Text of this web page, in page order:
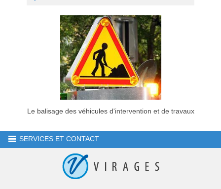
Le balisage des véhicules d'intervention et de travaux
SERVICES ET CONTACT